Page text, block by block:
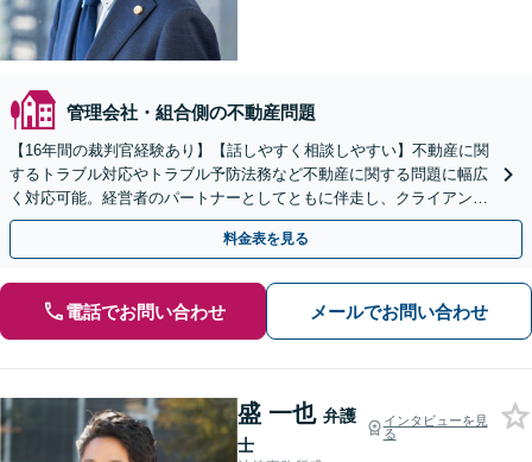
管理会社・組合側の不動産問題
【16年間の裁判官経験あり】【話しやすく相談しやすい】不動産に関
するトラブル対応やトラブル予防法務など不動産に関する問題に幅広
く対応可能。経営者のパートナーとしてともに伴走し、クライアント
の皆さまのビジネスをサポートします！
料金表を見る
電話でお問い合わせ メールでお問い合わせ
盛 一也 弁護
士
インタビューを見
る